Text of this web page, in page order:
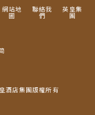
網站地
圖
聯絡我
們
英皇集
團
酒店集團版權所有